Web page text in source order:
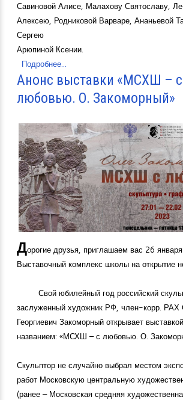
Савиновой Алисе, Малахову Святославу,
Алексею, Родниковой Варваре, Ананьевой
Сергею
Арюпиной Ксении.
Подробнее...
Анонс выставки «МСХШ – с
любовью. О. Закоморный»
Дорогие друзья, приглашаем вас 26
Выставочный комплекс школы на открытие
Свой юбилейный год российский
заслуженный художник РФ, член-корр. РАХ
Георгиевич Закоморный открывает
названием: «МСХШ – с любовью. О.
Скульптор не случайно выбрал местом
работ Московскую центральную
(ранее – Московская средняя